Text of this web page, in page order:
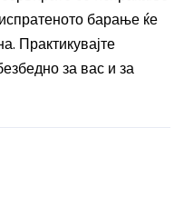
барање ќе
Практикувајте
за вас и за